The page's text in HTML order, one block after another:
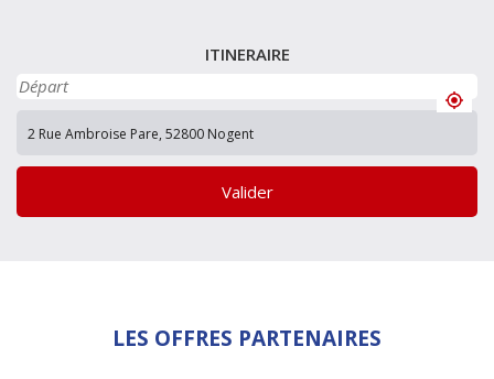
ITINERAIRE
Valider
LES OFFRES PARTENAIRES